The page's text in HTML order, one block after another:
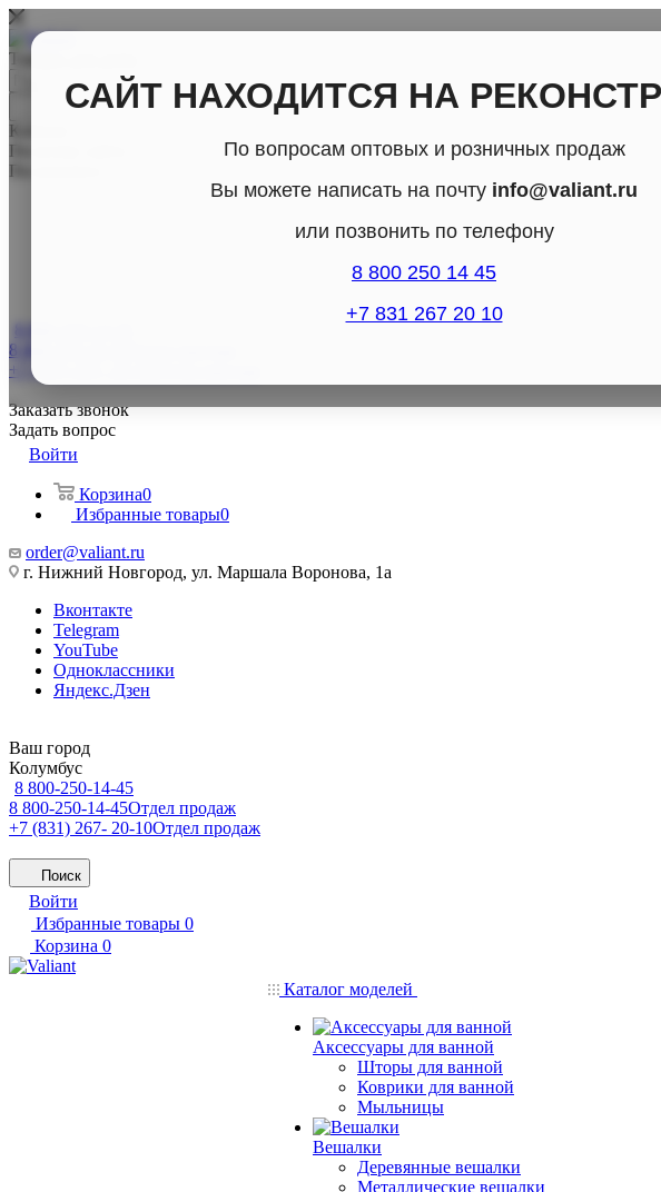
САЙТ НАХОДИТСЯ НА
По вопросам оптовых и розничных продаж
Вы можете написать на почту info@valiant.ru
или позвонить по телефону
8 800 250 14 45
+7 831 267 20 10
Товары для дома
Каталог
По всему сайту
По каталогу
8 800-250-14-45
+7 (831) 267- 20-10
Заказать звонок
Задать вопрос
Войти
Корзина0
Избранные товары0
order@valiant.ru
г. Нижний Новгород, ул. Маршала Воронова, 1а
Вконтакте
Telegram
YouTube
Одноклассники
Яндекс.Дзен
Ваш город
Колумбус
8 800-250-14-45
8 800-250-14-45Отдел продаж
+7 (831) 267- 20-10Отдел продаж
Поиск
Войти
Избранные товары 0
Корзина 0
Каталог моделей
Аксессуары для ванной
Шторы для ванной
Коврики для ванной
Мыльницы
Вешалки
Деревянные вешалки
Металлические вешалки